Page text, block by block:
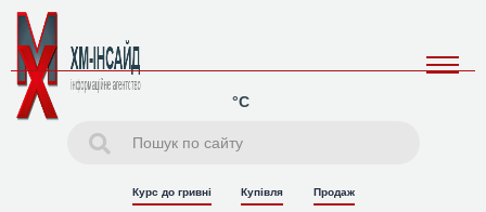
°C
Курс до гривні Купівля Продаж